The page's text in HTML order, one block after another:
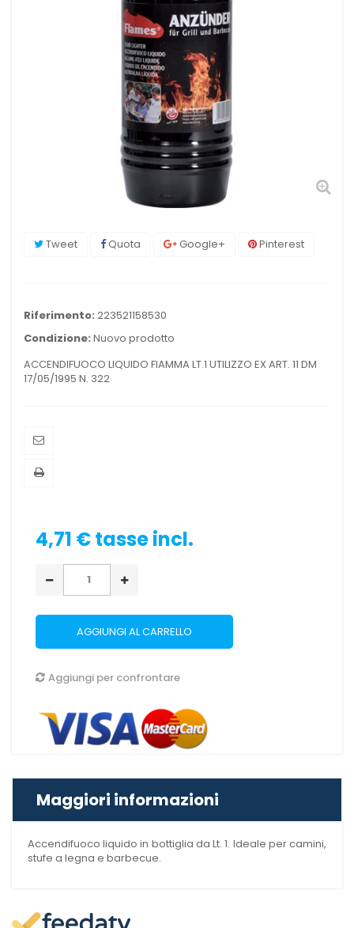
Tweet Quota Google+ Pinterest
Riferimento: 223521158530
Condizione: Nuovo prodotto
ACCENDIFUOCO LIQUIDO FIAMMA LT.1 UTILIZZO EX ART. 11 DM
17/05/1995 N. 322
4,71 €tasse incl.
AGGIUNGI AL CARRELLO
Aggiungi per confrontare
Maggiori informazioni
Accendifuoco liquido in bottiglia da Lt. 1. Ideale per camini,
stufe a legna e barbecue.